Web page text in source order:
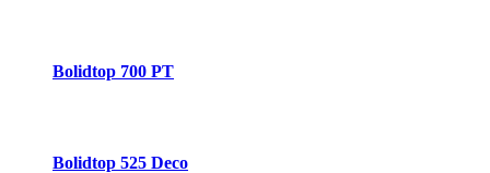
Bolidtop 700 PT
Bolidtop 525 Deco